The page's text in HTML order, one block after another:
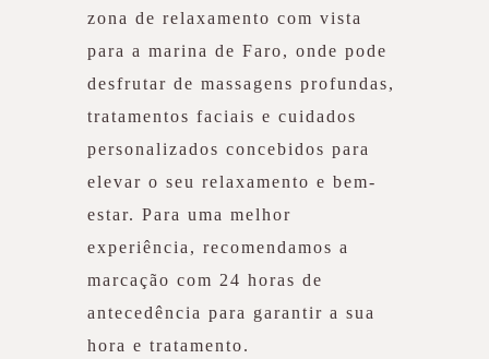
zona de relaxamento com vista
para a marina de Faro, onde pode
desfrutar de massagens profundas,
tratamentos faciais e cuidados
personalizados concebidos para
elevar o seu relaxamento e bem-
estar. Para uma melhor
experiência, recomendamos a
marcação com 24 horas de
antecedência para garantir a sua
hora e tratamento.